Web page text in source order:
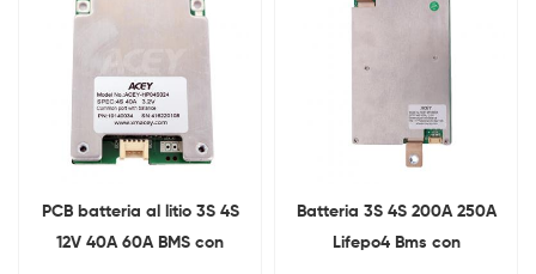
PCB batteria al litio 3S 4S
12V 40A 60A BMS con
Batteria 3S 4S 200A 250A
Lifepo4 Bms con